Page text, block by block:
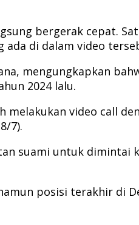
bergerak cepat.
ada di dalam video
mengungkapkan
2024 lalu.
video call
7).
suami untuk
posisi terakhir di